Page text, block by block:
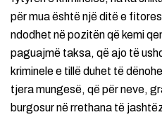
për mua është një ditë e
ndodhet në pozitën që kemi
paguajmë taksa, që ajo të
kriminele e tillë duhet të
tjera mungesë, që për neve,
burgosur në rrethana të